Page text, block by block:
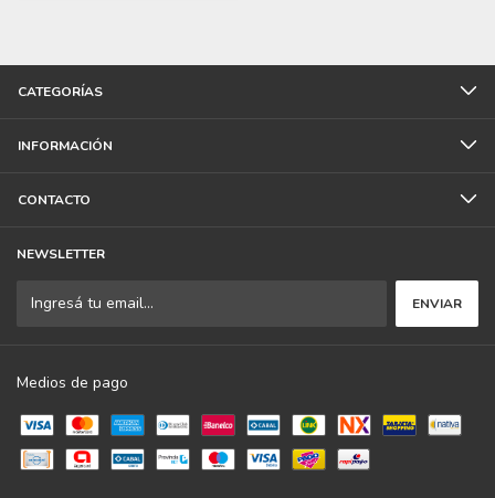
CATEGORÍAS
INFORMACIÓN
CONTACTO
NEWSLETTER
Medios de pago